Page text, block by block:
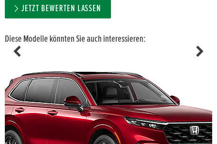
JETZT BEWERTEN LASSEN
Diese Modelle könnten Sie auch interessieren: